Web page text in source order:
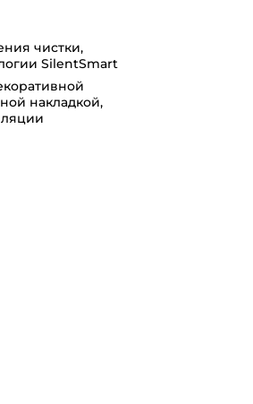
чистки,
SilentSmart
накладкой,